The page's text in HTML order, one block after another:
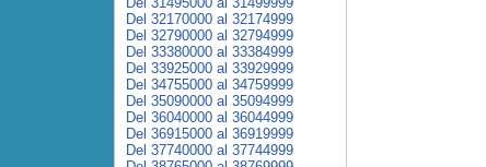
Del 32170000 al 32174999
Del 32790000 al 32794999
Del 33380000 al 33384999
Del 33925000 al 33929999
Del 34755000 al 34759999
Del 35090000 al 35094999
Del 36040000 al 36044999
Del 36915000 al 36919999
Del 37740000 al 37744999